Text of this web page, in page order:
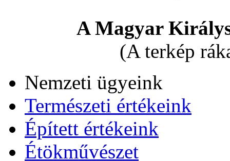
A Magyar
(A terkép
Nemzeti ügyeink
Természeti értékeink
Épített értékeink
Étökművészet